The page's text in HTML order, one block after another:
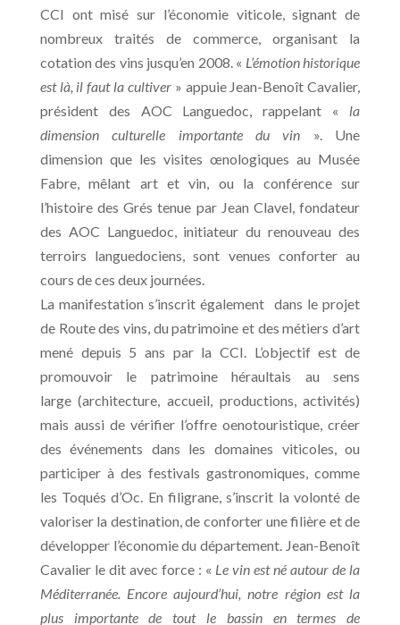
CCI ont misé sur l’économie viticole, signant de
nombreux traités de commerce, organisant la
cotation des vins jusqu’en 2008. « L’émotion historique
est là, il faut la cultiver » appuie Jean-Benoît Cavalier,
président des AOC Languedoc, rappelant « la
dimension culturelle importante du vin ». Une
dimension que les visites œnologiques au Musée
Fabre, mêlant art et vin, ou la conférence sur
l’histoire des Grés tenue par Jean Clavel, fondateur
des AOC Languedoc, initiateur du renouveau des
terroirs languedociens, sont venues conforter au
cours de ces deux journées.
La manifestation s’inscrit également dans le projet
de Route des vins, du patrimoine et des métiers d’art
mené depuis 5 ans par la CCI. L’objectif est de
promouvoir le patrimoine héraultais au sens
large (architecture, accueil, productions, activités)
mais aussi de vérifier l’offre oenotouristique, créer
des événements dans les domaines viticoles, ou
participer à des festivals gastronomiques, comme
les Toqués d’Oc. En filigrane, s’inscrit la volonté de
valoriser la destination, de conforter une filière et de
développer l’économie du département. Jean-Benoît
Cavalier le dit avec force : « Le vin est né autour de la
Méditerranée. Encore aujourd’hui, notre région est la
plus importante de tout le bassin en termes de